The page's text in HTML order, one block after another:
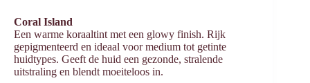
Coral Island
Een warme koraaltint met een glowy finish. Rijk
gepigmenteerd en ideaal voor medium tot getinte
huidtypes. Geeft de huid een gezonde, stralende
uitstraling en blendt moeiteloos in.